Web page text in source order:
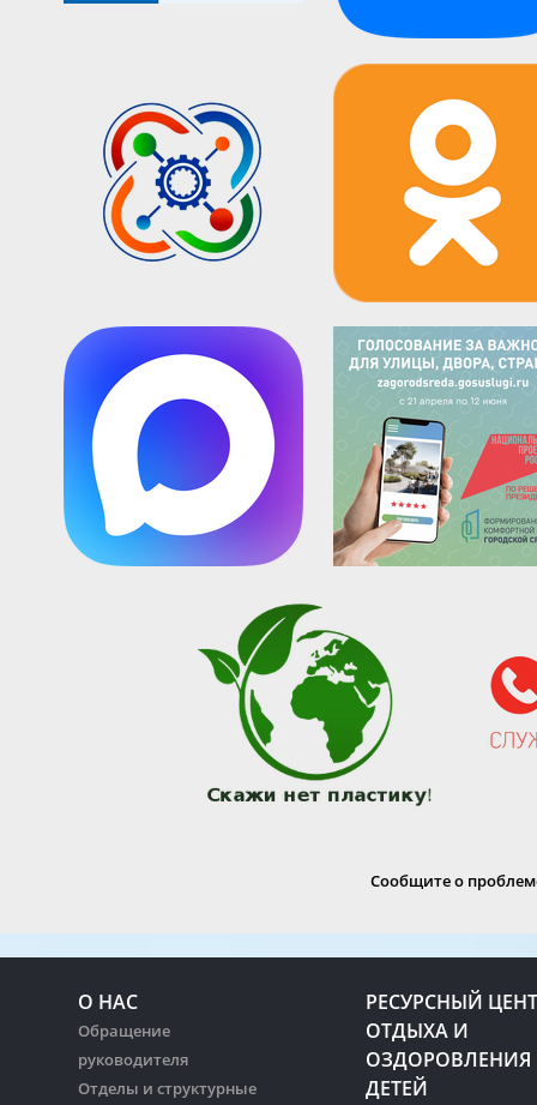
Сообщите о
О НАС
Обращение
руководителя
Отделы и структурные
РЕСУРСНЫЙ
ОТДЫХА И
ОЗДОРОВЛЕНИЯ
ДЕТЕЙ